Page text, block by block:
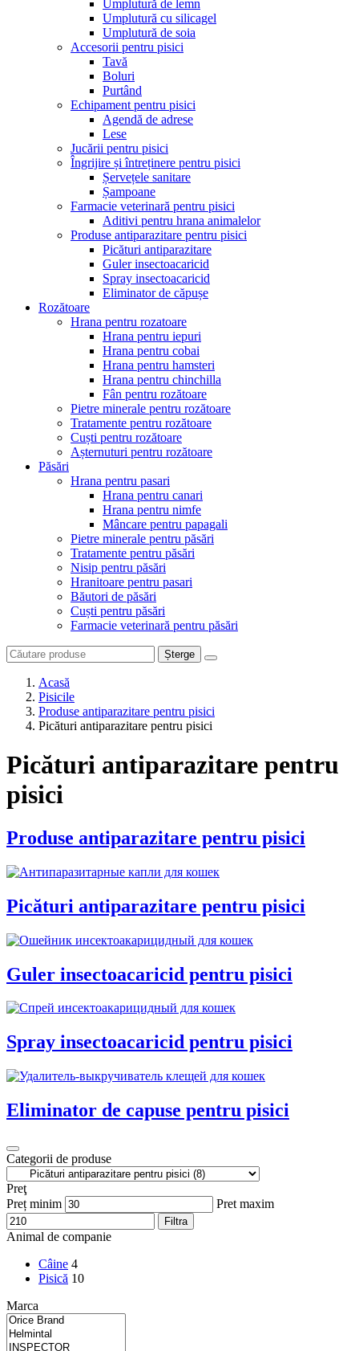
Umplutură de lemn
Umplutură cu silicagel
Umplutură de soia
Accesorii pentru pisici
Tavă
Boluri
Purtând
Echipament pentru pisici
Agendă de adrese
Lese
Jucării pentru pisici
Îngrijire și întreținere pentru pisici
Șervețele sanitare
Șampoane
Farmacie veterinară pentru pisici
Aditivi pentru hrana animalelor
Produse antiparazitare pentru pisici
Picături antiparazitare
Guler insectoacaricid
Spray insectoacaricid
Eliminator de căpușe
Rozătoare
Hrana pentru rozatoare
Hrana pentru iepuri
Hrana pentru cobai
Hrana pentru hamsteri
Hrana pentru chinchilla
Fân pentru rozătoare
Pietre minerale pentru rozătoare
Tratamente pentru rozătoare
Cuști pentru rozătoare
Așternuturi pentru rozătoare
Păsări
Hrana pentru pasari
Hrana pentru canari
Hrana pentru nimfe
Mâncare pentru papagali
Pietre minerale pentru păsări
Tratamente pentru păsări
Nisip pentru păsări
Hranitoare pentru pasari
Băutori de păsări
Cuști pentru păsări
Farmacie veterinară pentru păsări
Șterge
Acasă
Pisicile
Produse antiparazitare pentru pisici
Picături antiparazitare pentru pisici
Picături antiparazitare pentru
pisici
Produse antiparazitare pentru pisici
Picături antiparazitare pentru pisici
Guler insectoacaricid pentru pisici
Spray insectoacaricid pentru pisici
Eliminator de capuse pentru pisici
Categorii de produse
Preţ
Preț minim
Pret maxim
Filtra
Animal de companie
Câine 4
Pisică 10
Marca